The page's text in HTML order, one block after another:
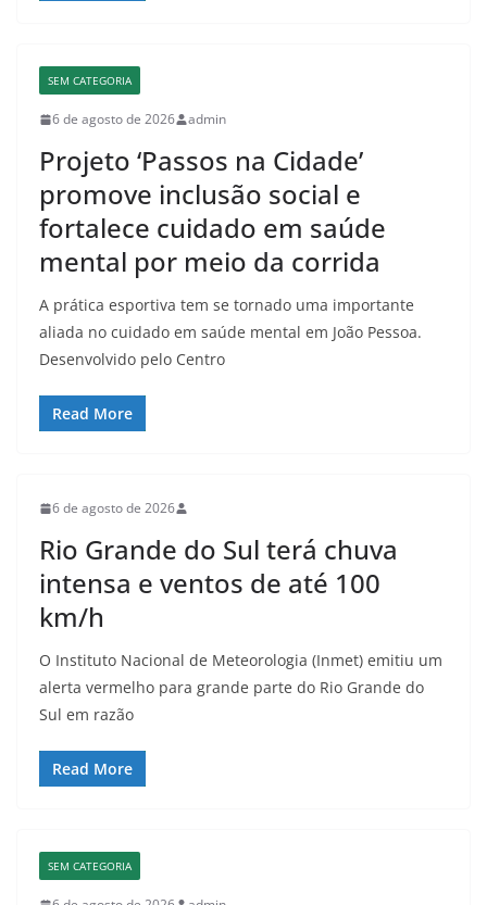
SEM CATEGORIA
6 de agosto de 2026 admin
Projeto ‘Passos na Cidade’
promove inclusão social e
fortalece cuidado em saúde
mental por meio da corrida
A prática esportiva tem se tornado uma importante
aliada no cuidado em saúde mental em João Pessoa.
Desenvolvido pelo Centro
Read More
6 de agosto de 2026
Rio Grande do Sul terá chuva
intensa e ventos de até 100
km/h
O Instituto Nacional de Meteorologia (Inmet) emitiu um
alerta vermelho para grande parte do Rio Grande do
Sul em razão
Read More
SEM CATEGORIA